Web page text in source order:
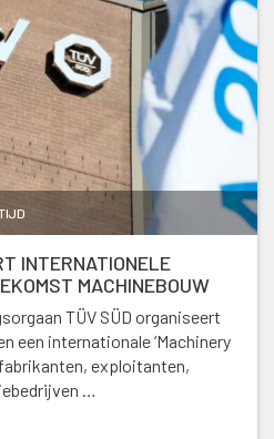
INTERNATIONELE
MACHINEBOUW
TÜV SÜD organiseert
een internationale ‘Machinery
exploitanten,
…